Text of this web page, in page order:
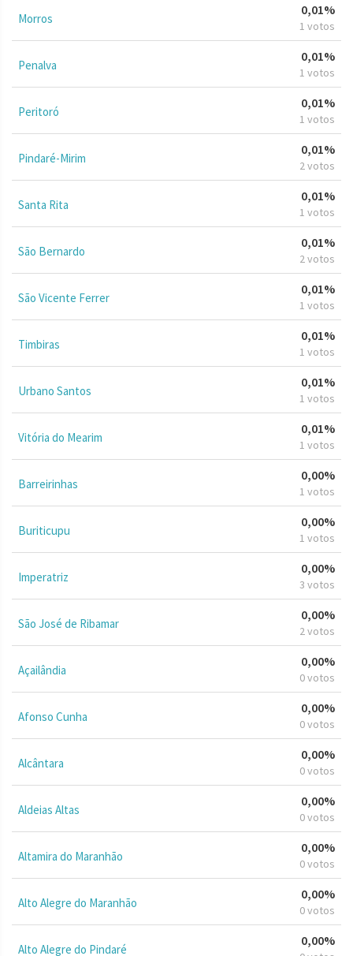
Morros
0,01%
1 votos
Penalva
0,01%
1 votos
Peritoró
0,01%
1 votos
Pindaré-Mirim
0,01%
2 votos
Santa Rita
0,01%
1 votos
São Bernardo
0,01%
2 votos
São Vicente Ferrer
0,01%
1 votos
Timbiras
0,01%
1 votos
Urbano Santos
0,01%
1 votos
Vitória do Mearim
0,01%
1 votos
Barreirinhas
0,00%
1 votos
Buriticupu
0,00%
1 votos
Imperatriz
0,00%
3 votos
São José de Ribamar
0,00%
2 votos
Açailândia
0,00%
0 votos
Afonso Cunha
0,00%
0 votos
Alcântara
0,00%
0 votos
Aldeias Altas
0,00%
0 votos
Altamira do Maranhão
0,00%
0 votos
Alto Alegre do Maranhão
0,00%
0 votos
Alto Alegre do Pindaré
0,00%